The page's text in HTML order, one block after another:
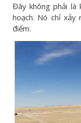
Đây không phải là
hoạch. Nó chỉ xảy
điểm.